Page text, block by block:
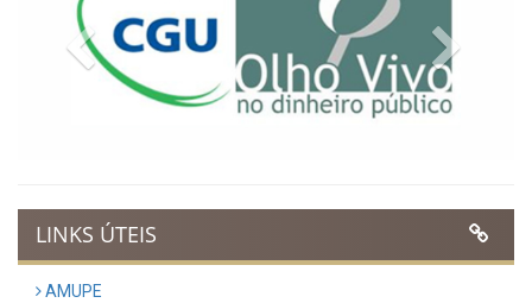
Previous
LINKS ÚTEIS
AMUPE